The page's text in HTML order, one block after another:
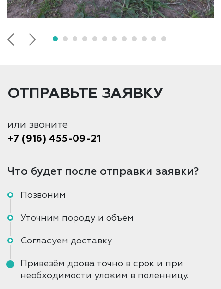
ОТПРАВЬТЕ ЗАЯВКУ
или звоните
+7 (916) 455-09-21
Что будет после отправки заявки?
Позвоним
Уточним породу и объём
Согласуем доставку
Привезём дрова точно в срок и при
необходимости уложим в поленницу.